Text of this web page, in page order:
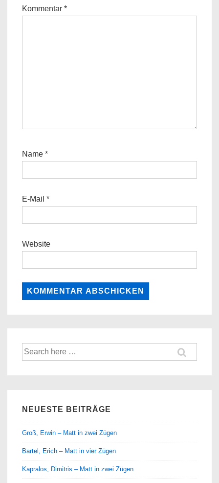
Kommentar *
Name *
E-Mail *
Website
Suche
nach:
NEUESTE BEITRÄGE
Groß, Erwin – Matt in zwei Zügen
Bartel, Erich – Matt in vier Zügen
Kapralos, Dimitris – Matt in zwei Zügen